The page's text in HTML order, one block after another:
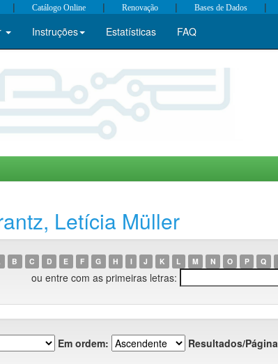
| Catálogo Online | Renovação | Bases de Dados |
Instruções Estatísticas FAQ
Letícia Müller
B C D E F G H I J K L M N O P Q
ou entre com as primeiras letras:
Em ordem: Resultados/Página